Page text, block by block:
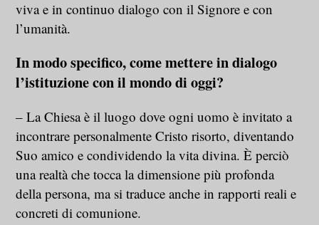
viva e in continuo dialogo con il Signore e con
l’umanità.
In modo specifico, come mettere in dialogo
l’istituzione con il mondo di oggi?
– La Chiesa è il luogo dove ogni uomo è invitato a
incontrare personalmente Cristo risorto, diventando
Suo amico e condividendo la vita divina. È perciò
una realtà che tocca la dimensione più profonda
della persona, ma si traduce anche in rapporti reali e
concreti di comunione.